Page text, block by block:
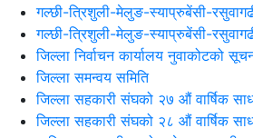
गल्छी-त्रिशुली-मेलुङ-स्याप्रुबेंसी-
गल्छी-त्रिशुली-मेलुङ-स्याप्रुबेंसी-
जिल्ला निर्वाचन कार्यालय नुवाकोटको
जिल्ला समन्वय समिति
जिल्ला सहकारी संघको २७ औं वार्षिक
जिल्ला सहकारी संघको २८ औं वार्षिक